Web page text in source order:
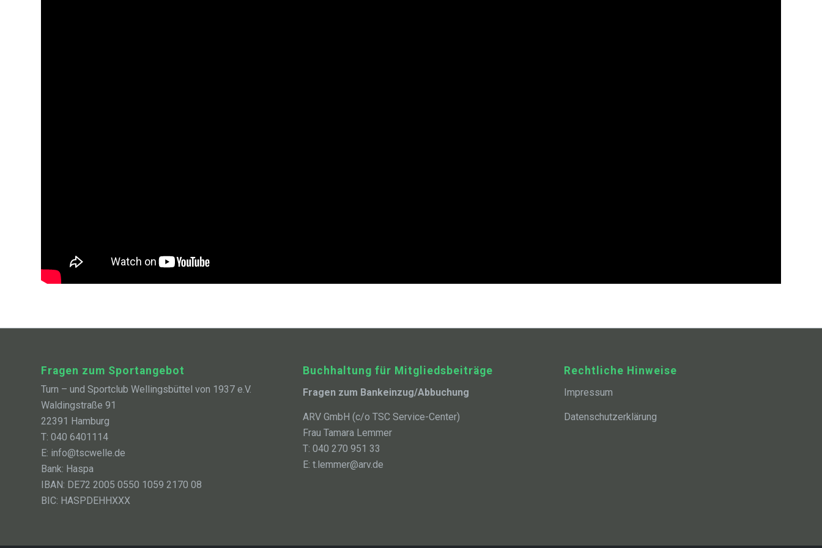
Fragen zum Sportangebot
Turn – und Sportclub Wellingsbüttel von 1937 e.V.
Waldingstraße 91
22391 Hamburg
T: 040 6401114
E: info@tscwelle.de
Bank: Haspa
IBAN: DE72 2005 0550 1059 2170 08
BIC: HASPDEHHXXX
Buchhaltung für Mitgliedsbeiträge
Fragen zum Bankeinzug/Abbuchung
ARV GmbH (c/o TSC Service-Center)
Frau Tamara Lemmer
T: 040 270 951 33
E: t.lemmer@arv.de
Rechtliche Hinweise
Impressum
Datenschutzerklärung